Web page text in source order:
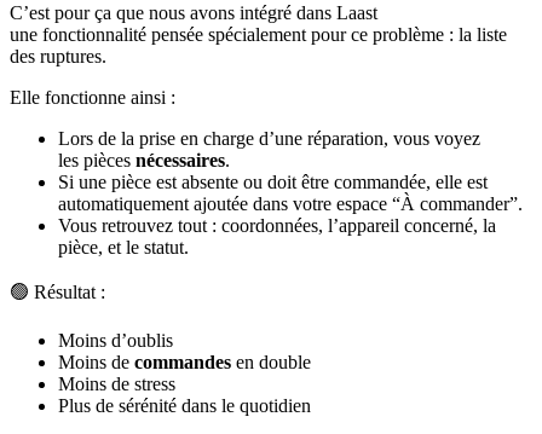
C’est pour ça que nous avons intégré dans Laast
une fonctionnalité pensée spécialement pour ce problème : la liste
des ruptures.
Elle fonctionne ainsi :
Lors de la prise en charge d’une réparation, vous voyez
les pièces nécessaires.
Si une pièce est absente ou doit être commandée, elle est
automatiquement ajoutée dans votre espace “À commander”.
Vous retrouvez tout : coordonnées, l’appareil concerné, la
pièce, et le statut.
🟢 Résultat :
Moins d’oublis
Moins de commandes en double
Moins de stress
Plus de sérénité dans le quotidien